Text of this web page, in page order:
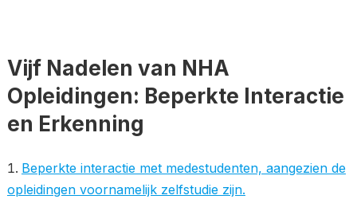
Vijf Nadelen van NHA
Opleidingen: Beperkte Interactie
en Erkenning
Beperkte interactie met medestudenten, aangezien de
opleidingen voornamelijk zelfstudie zijn.